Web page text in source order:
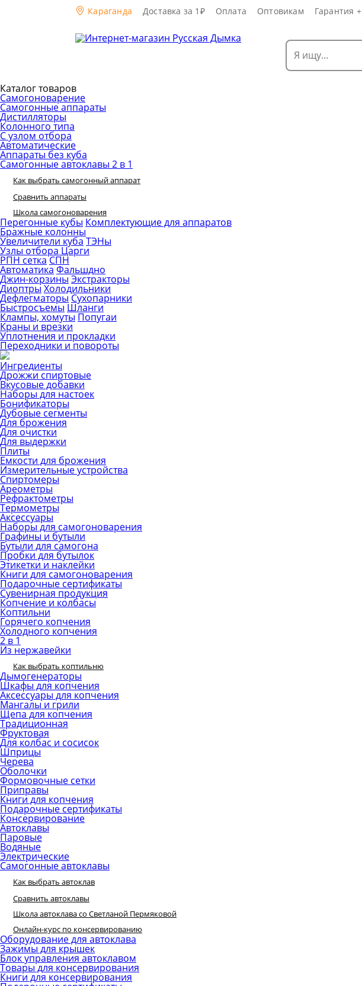
Караганда Доставка за 1₽ Оплата Оптовикам Гарантия +
Каталог товаров
Самогоноварение
Самогонные аппараты
Дистилляторы
Колонного типа
С узлом отбора
Автоматические
Аппараты без куба
Самогонные автоклавы 2 в 1
Как выбрать самогонный аппарат
Сравнить аппараты
Школа самогоноварения
Перегонные кубы Комплектующие для аппаратов
Бражные колонны
Увеличители куба ТЭНы
Узлы отбора Царги
РПН сетка СПН
Автоматика Фальшдно
Джин-корзины Экстракторы
Диоптры Холодильники
Дефлегматоры Сухопарники
Быстросъемы Шланги
Клампы, хомуты Попугаи
Краны и врезки
Уплотнения и прокладки
Переходники и повороты
Ингредиенты
Дрожжи спиртовые
Вкусовые добавки
Наборы для настоек
Бонификаторы
Дубовые сегменты
Для брожения
Для очистки
Для выдержки
Плиты
Емкости для брожения
Измерительные устройства
Спиртомеры
Ареометры
Рефрактометры
Термометры
Аксессуары
Наборы для самогоноварения
Графины и бутыли
Бутыли для самогона
Пробки для бутылок
Этикетки и наклейки
Книги для самогоноварения
Подарочные сертификаты
Сувенирная продукция
Копчение и колбасы
Коптильни
Горячего копчения
Холодного копчения
2 в 1
Из нержавейки
Как выбрать коптильню
Дымогенераторы
Шкафы для копчения
Аксессуары для копчения
Мангалы и грили
Щепа для копчения
Традиционная
Фруктовая
Для колбас и сосисок
Шприцы
Черева
Оболочки
Формовочные сетки
Приправы
Книги для копчения
Подарочные сертификаты
Консервирование
Автоклавы
Паровые
Водяные
Электрические
Самогонные автоклавы
Как выбрать автоклав
Сравнить автоклавы
Школа автоклава со Светланой Пермяковой
Онлайн-курс по консервированию
Оборудование для автоклава
Зажимы для крышек
Блок управления автоклавом
Товары для консервирования
Книги для консервирования